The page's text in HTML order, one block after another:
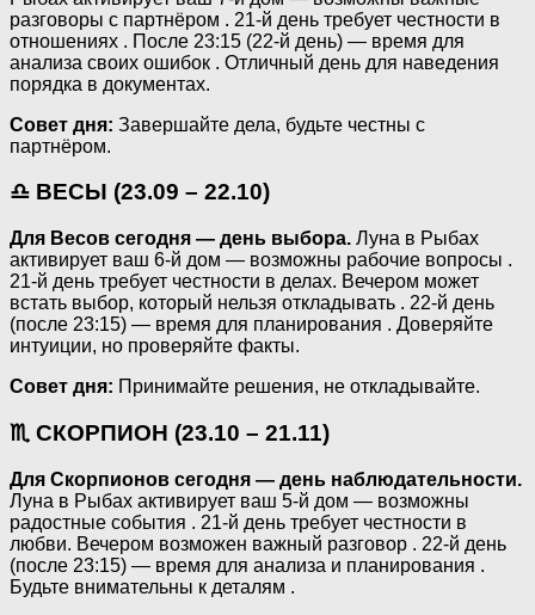
разговоры с партнёром . 21-й день требует честности в
отношениях . После 23:15 (22-й день) — время для
анализа своих ошибок . Отличный день для наведения
порядка в документах.
Совет дня: Завершайте дела, будьте честны с
партнёром.
♎ ВЕСЫ (23.09 – 22.10)
Для Весов сегодня — день выбора. Луна в Рыбах
активирует ваш 6-й дом — возможны рабочие вопросы .
21-й день требует честности в делах. Вечером может
встать выбор, который нельзя откладывать . 22-й день
(после 23:15) — время для планирования . Доверяйте
интуиции, но проверяйте факты.
Совет дня: Принимайте решения, не откладывайте.
♏ СКОРПИОН (23.10 – 21.11)
Для Скорпионов сегодня — день наблюдательности.
Луна в Рыбах активирует ваш 5-й дом — возможны
радостные события . 21-й день требует честности в
любви. Вечером возможен важный разговор . 22-й день
(после 23:15) — время для анализа и планирования .
Будьте внимательны к деталям .